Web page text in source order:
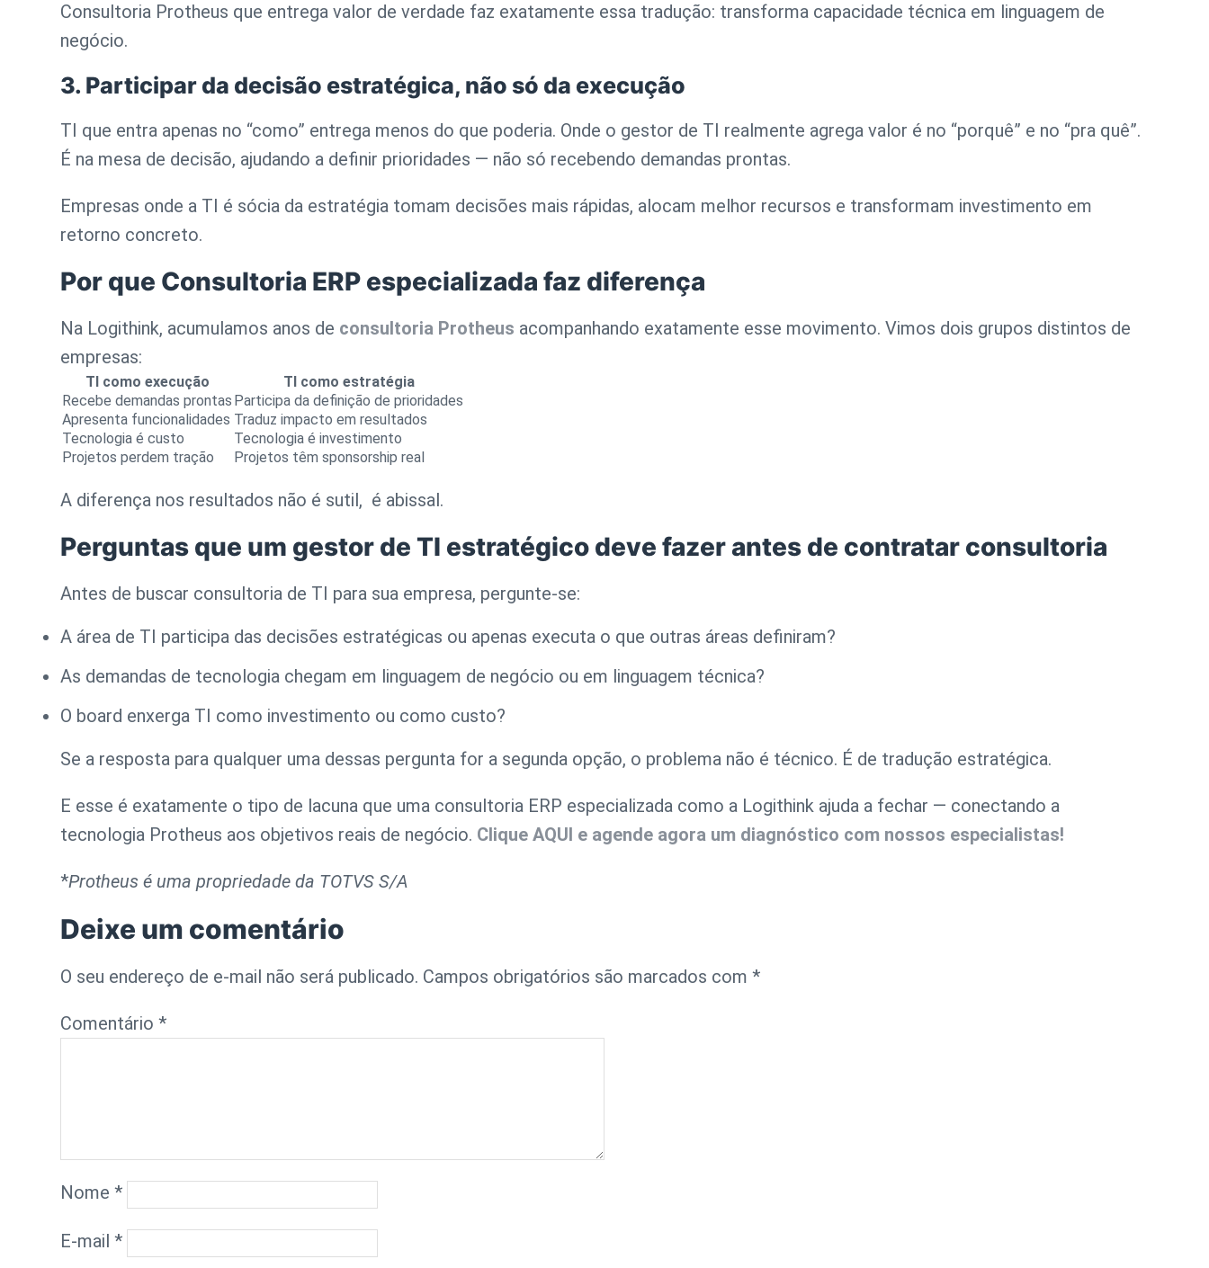
Consultoria Protheus que entrega valor de verdade faz exatamente essa tradução: transforma capacidade técnica em linguagem de
negócio.
3. Participar da decisão estratégica, não só da execução
TI que entra apenas no “como” entrega menos do que poderia. Onde o gestor de TI realmente agrega valor é no “porquê” e no “pra quê”.
É na mesa de decisão, ajudando a definir prioridades — não só recebendo demandas prontas.
Empresas onde a TI é sócia da estratégia tomam decisões mais rápidas, alocam melhor recursos e transformam investimento em
retorno concreto.
Por que Consultoria ERP especializada faz diferença
Na Logithink, acumulamos anos de consultoria Protheus acompanhando exatamente esse movimento. Vimos dois grupos distintos de
empresas:
TI como execução
TI como estratégia
Recebe demandas prontas Participa da definição de prioridades
Apresenta funcionalidades Traduz impacto em resultados
Tecnologia é custo
Tecnologia é investimento
Projetos perdem tração
Projetos têm sponsorship real
A diferença nos resultados não é sutil, é abissal.
Perguntas que um gestor de TI estratégico deve fazer antes de contratar consultoria
Antes de buscar consultoria de TI para sua empresa, pergunte-se:
A área de TI participa das decisões estratégicas ou apenas executa o que outras áreas definiram?
As demandas de tecnologia chegam em linguagem de negócio ou em linguagem técnica?
O board enxerga TI como investimento ou como custo?
Se a resposta para qualquer uma dessas pergunta for a segunda opção, o problema não é técnico. É de tradução estratégica.
E esse é exatamente o tipo de lacuna que uma consultoria ERP especializada como a Logithink ajuda a fechar — conectando a
tecnologia Protheus aos objetivos reais de negócio. Clique AQUI e agende agora um diagnóstico com nossos especialistas!
*Protheus é uma propriedade da TOTVS S/A
Deixe um comentário
O seu endereço de e-mail não será publicado. Campos obrigatórios são marcados com*
Comentário*
Nome*
E-mail*